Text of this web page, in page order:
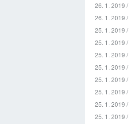
26. 1. 2019 /
26. 1. 2019 /
25. 1. 2019 /
25. 1. 2019 /
25. 1. 2019 /
25. 1. 2019 /
25. 1. 2019 /
25. 1. 2019 /
25. 1. 2019 /
25. 1. 2019 /